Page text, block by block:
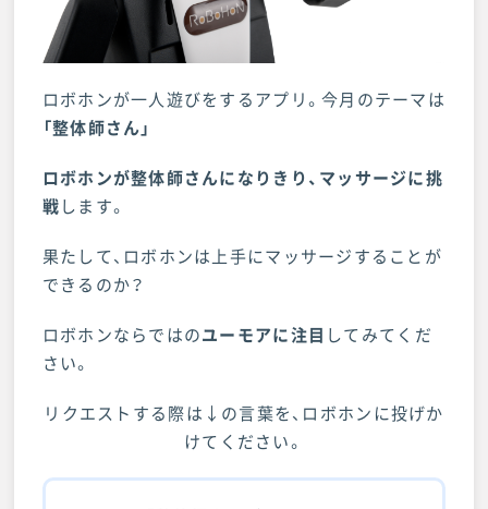
ロボホンが一人遊びをするアプリ。今月のテーマは
「整体師さん」
ロボホンが整体師さんになりきり、マッサージに挑
戦します。
果たして、ロボホンは上手にマッサージすることが
できるのか？
ロボホンならではのユーモアに注目 してみてくだ
さい。
リクエストする際は↓の言葉を、ロボホンに投げか
けてください。